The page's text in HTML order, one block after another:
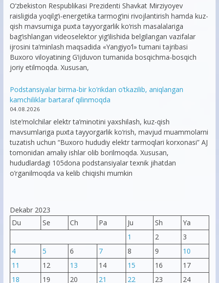
O‘zbekiston Respublikasi Prezidenti Shavkat Mirziyoyev
raisligida yoqilg‘i-energetika tarmog‘ini rivojlantirish hamda kuz-
qish mavsumiga puxta tayyorgarlik ko‘rish masalalariga
bag‘ishlangan videoselektor yig‘ilishida belgilangan vazifalar
ijrosini ta’minlash maqsadida «Yangiyo‘l» tumani tajribasi
Buxoro viloyatining G‘ijduvon tumanida bosqichma-bosqich
joriy etilmoqda. Xususan,
Podstansiyalar birma-bir ko’rikdan o’tkazilib, aniqlangan
kamchiliklar bartaraf qilinmoqda
04.08.2026
Iste’molchilar elektr ta’minotini yaxshilash, kuz-qish
mavsumlariga puxta tayyorgarlik ko‘rish, mavjud muammolarni
tuzatish uchun “Buxoro hududiy elektr tarmoqlari korxonasi” AJ
tomonidan amaliy ishlar olib borilmoqda. Xususan,
hududlardagi 105dona podstansiyalar texnik jihatdan
o’rganilmoqda va kelib chiqishi mumkin
Dekabr 2023
Du
Se Ch Pa Ju Sh
Ya
1
2
3
4
5 6 7 8 9
10
11
12 13 14 15 16
17
18
19 20 21 22 23
24